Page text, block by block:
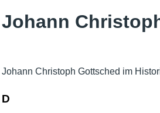
Johann
Johann Christoph Gottsched im
D